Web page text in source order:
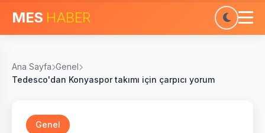
MES HABER
Ana Sayfa Genel
Tedesco'dan Konyaspor takımı için çarpıcı yorum
Genel